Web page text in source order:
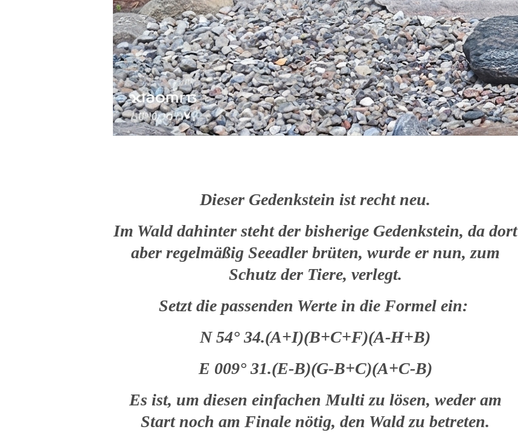
Dieser Gedenkstein ist recht neu.
Im Wald dahinter steht der bisherige Gedenkstein, da dort
aber regelmäßig Seeadler brüten, wurde er nun, zum
Schutz der Tiere, verlegt.
Setzt die passenden Werte in die Formel ein:
N 54° 34.(A+I)(B+C+F)(A-H+B)
E 009° 31.(E-B)(G-B+C)(A+C-B)
Es ist, um diesen einfachen Multi zu lösen, weder am
Start noch am Finale nötig, den Wald zu betreten.